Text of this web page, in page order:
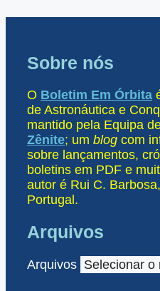
Sobre nós
O Boletim Em Órbita
de Astronáutica e
mantido pela Equipa
Zênite; um blog com
sobre lançamentos,
boletins em PDF e
autor é Rui C.
Portugal.
Arquivos
Arquivos